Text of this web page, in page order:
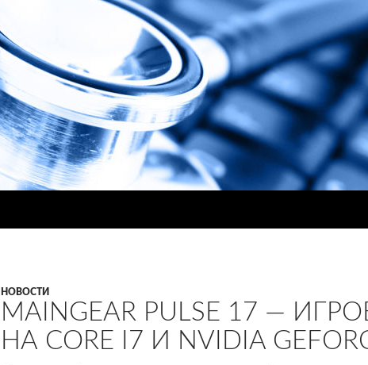
НОВОСТИ
MAINGEAR PULSE 17 —
НА CORE I7 И NVIDIA